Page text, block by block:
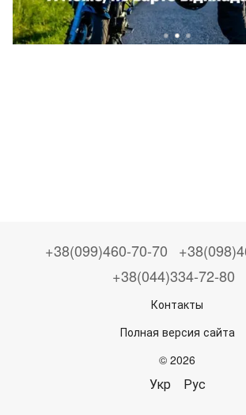
+38(099)460-70-70
+38(044)334-72-80
Контакты
Полная версия сайта
© 2026
Укр Рус